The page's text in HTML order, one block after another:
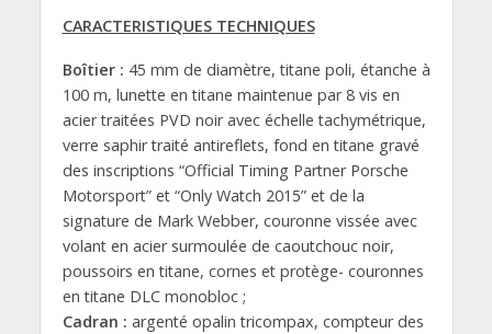
CARACTERISTIQUES TECHNIQUES
Boîtier : 45 mm de diamètre, titane poli, étanche à
100 m, lunette en titane maintenue par 8 vis en
acier traitées PVD noir avec échelle tachymétrique,
verre saphir traité antireflets, fond en titane gravé
des inscriptions “Official Timing Partner Porsche
Motorsport” et “Only Watch 2015” et de la
signature de Mark Webber, couronne vissée avec
volant en acier surmoulée de caoutchouc noir,
poussoirs en titane, cornes et protège- couronnes
en titane DLC monobloc ;
Cadran : argenté opalin tricompax, compteur des